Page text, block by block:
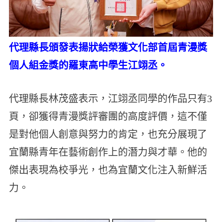
代理縣長頒發表揚狀給榮獲文化部首屆青漫獎
個人組金獎的羅東高中學生江翊丞。
代理縣長林茂盛表示，江翊丞同學的作品只有3
頁，卻獲得青漫獎評審團的高度評價，這不僅
是對他個人創意與努力的肯定，也充分展現了
宜蘭縣青年在藝術創作上的潛力與才華。他的
傑出表現為校爭光，也為宜蘭文化注入新鮮活
力。